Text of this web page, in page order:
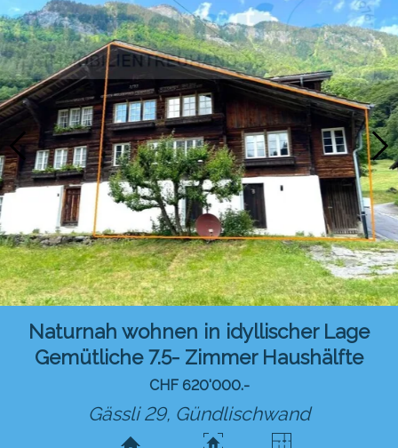
Naturnah wohnen in idyllischer Lage
Gemütliche 7.5- Zimmer Haushälfte
CHF 620'000.-
Gässli 29, Gündlischwand